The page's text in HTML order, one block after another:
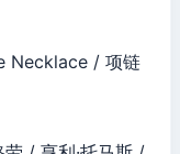
Necklace / 项链